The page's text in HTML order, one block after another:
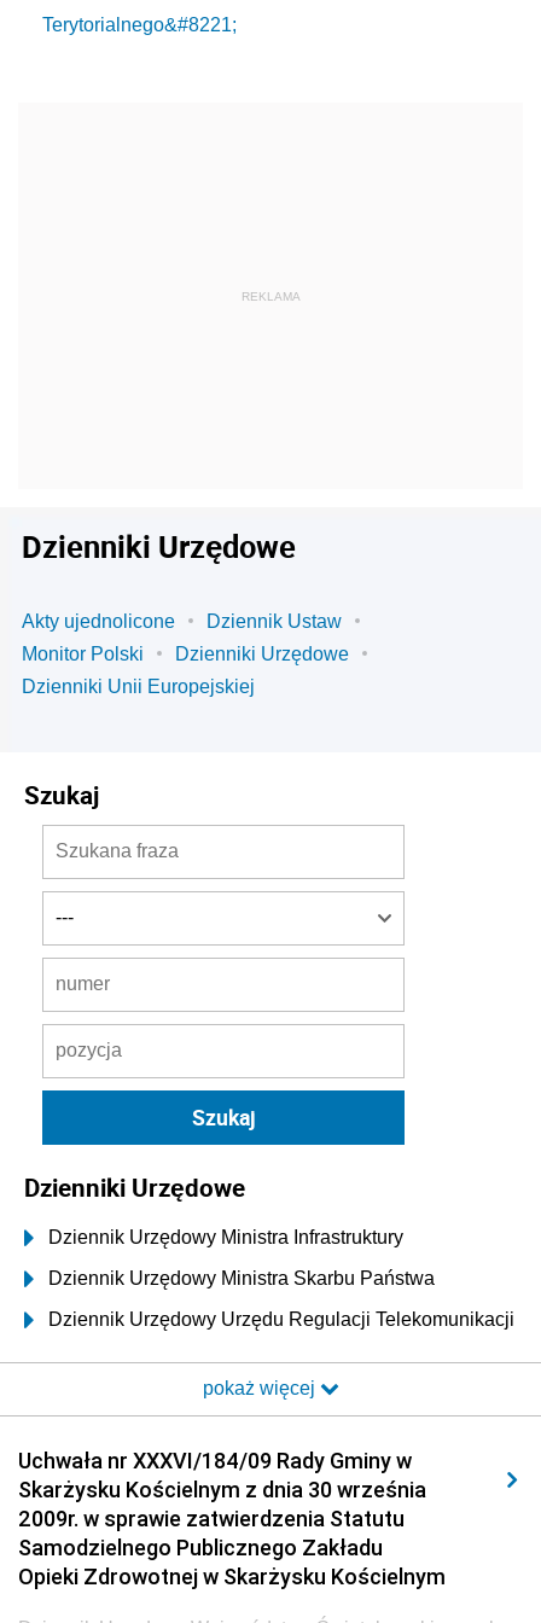
Terytorialnego&#8221;
Dzienniki Urzędowe
Akty ujednolicone
Dziennik Ustaw
Monitor Polski
Dzienniki Urzędowe
Dzienniki Unii Europejskiej
Szukaj
Dzienniki Urzędowe
Dziennik Urzędowy Ministra Infrastruktury
Dziennik Urzędowy Ministra Skarbu Państwa
Dziennik Urzędowy Urzędu Regulacji Telekomunikacji
Dziennik Urzędowy Ministra Transportu i Budownictwa
Elektronicznej
Dziennik Urzędowy Ministra Spraw Wewnętrznych i
Administracji
Dziennik Urzędowy Ministra Transportu
Dziennik Urzędowy Ministra Budownictwa
pokaż więcej
Uchwała nr XXXVI/184/09 Rady Gminy w
Skarżysku Kościelnym z dnia 30 września
2009r. w sprawie zatwierdzenia Statutu
Samodzielnego Publicznego Zakładu
Opieki Zdrowotnej w Skarżysku Kościelnym